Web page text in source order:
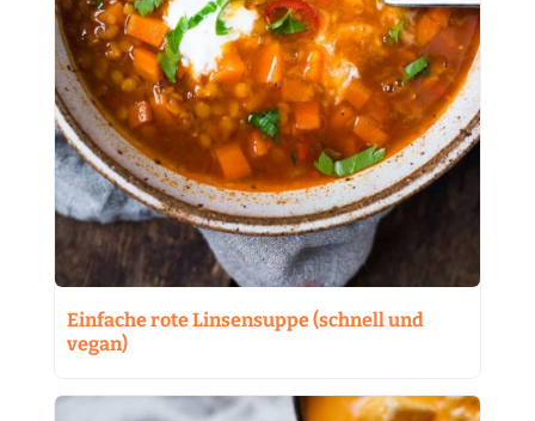
Einfache rote Linsensuppe (schnell und
vegan)